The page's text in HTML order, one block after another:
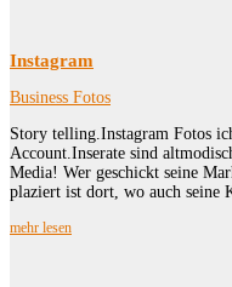
Instagram
Business Fotos
Story telling.Instagram Fotos
Account.Inserate sind
Media! Wer geschickt seine
plaziert ist dort, wo auch seine
mehr lesen